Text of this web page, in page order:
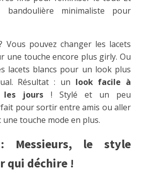
minimaliste pour
Vous pouvez changer les lacets
une touche encore plus girly. Ou
lacets blancs pour un look plus
Résultat : un look facile à
jours ! Stylé et un peu
pour sortir entre amis ou aller
touche mode en plus.
Messieurs, le style
qui déchire !